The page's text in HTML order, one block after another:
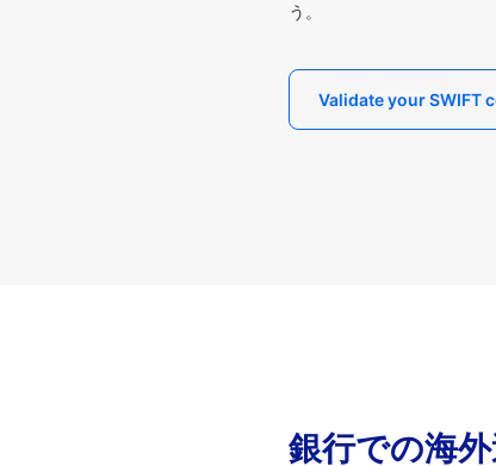
う。
Validate your SWIFT
銀行での海